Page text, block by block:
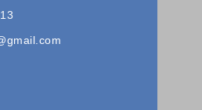
了在該資料或電子郵件上註明是由
或電子郵件上提供您能隨時停止接
法及說明。
出借您的個人識別資料。